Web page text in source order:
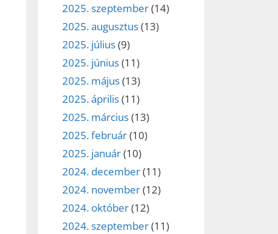
2025. szeptember(14)
2025. augusztus(13)
2025. július(9)
2025. június(11)
2025. május(13)
2025. április(11)
2025. március(13)
2025. február(10)
2025. január(10)
2024. december(11)
2024. november(12)
2024. október(12)
2024. szeptember(11)